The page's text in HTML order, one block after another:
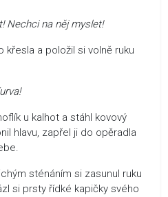
Nechci na něj myslet!
a položil si volně ruku
u kalhot a stáhl kovový
hlavu, zapřel ji do opěradla
sténáním si zasunul ruku
si prsty řídké kapičky svého